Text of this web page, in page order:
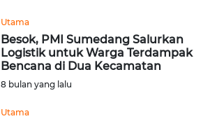
Utama
Besok, PMI Sumedang Salurkan
Logistik untuk Warga Terdampak
Bencana di Dua Kecamatan
8 bulan yang lalu
Utama